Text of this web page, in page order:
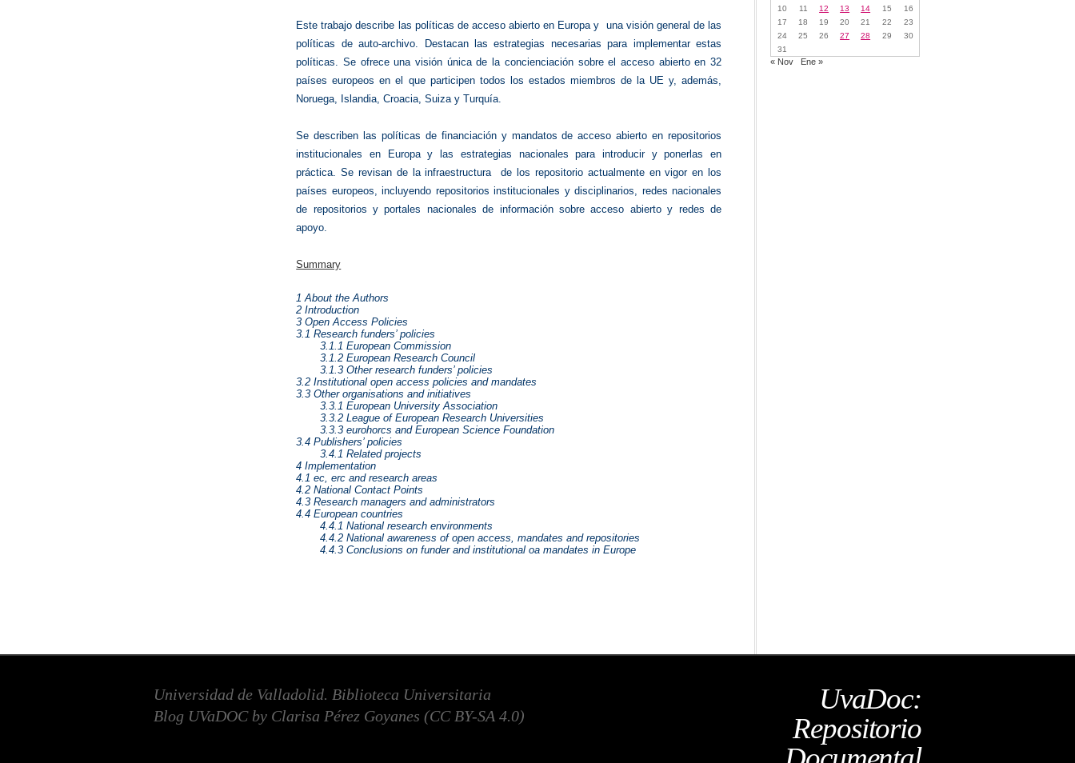
Este trabajo describe las políticas de acceso abierto en Europa y una visión general de las
políticas de auto-archivo. Destacan las estrategias necesarias para implementar estas
políticas. Se ofrece una visión única de la concienciación sobre el acceso abierto en 32
países europeos en el que participen todos los estados miembros de la UE y, además,
Noruega, Islandia, Croacia, Suiza y Turquía.
Se describen las políticas de financiación y mandatos de acceso abierto en repositorios
institucionales en Europa y las estrategias nacionales para introducir y ponerlas en
práctica. Se revisan de la infraestructura de los repositorio actualmente en vigor en los
países europeos, incluyendo repositorios institucionales y disciplinarios, redes nacionales
de repositorios y portales nacionales de información sobre acceso abierto y redes de
apoyo.
Summary
1 About the Authors
2 Introduction
3 Open Access Policies
3.1 Research funders’ policies
3.1.1 European Commission
3.1.2 European Research Council
3.1.3 Other research funders’ policies
3.2 Institutional open access policies and mandates
3.3 Other organisations and initiatives
3.3.1 European University Association
3.3.2 League of European Research Universities
3.3.3 eurohorcs and European Science Foundation
3.4 Publishers’ policies
3.4.1 Related projects
4 Implementation
4.1 ec, erc and research areas
4.2 National Contact Points
4.3 Research managers and administrators
4.4 European countries
4.4.1 National research environments
4.4.2 National awareness of open access, mandates and repositories
4.4.3 Conclusions on funder and institutional oa mandates in Europe
10
11 12 13 14 15
16
17
18 19 20 21 22
23
24
25 26 27 28 29
30
31
« Nov Ene »
UvaDoc:
Repositorio
Universidad de Valladolid. Biblioteca Universitaria
Blog UVaDOC by Clarisa Pérez Goyanes (CC BY-SA 4.0)